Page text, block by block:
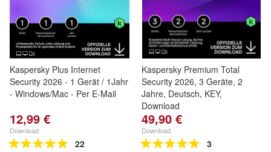
Kaspersky Plus Internet
Security 2026 - 1 Gerät / 1Jahr
- Windows/Mac - Per E-Mail
12,99 €
Download
22
Kaspersky Premium Total
Security 2026, 3 Geräte, 2
Jahre, Deutsch, KEY,
Download
49,90 €
Download
3